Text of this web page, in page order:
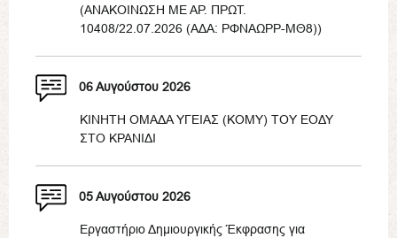
(ΑΝΑΚΟΙΝΩΣΗ ΜΕ ΑΡ. ΠΡΩΤ.
10408/22.07.2026 (ΑΔΑ: ΡΦΝΑΩΡΡ-ΜΘ8))
06 Αυγούστου 2026
ΚΙΝΗΤΗ ΟΜΑΔΑ ΥΓΕΙΑΣ (ΚΟΜΥ) ΤΟΥ ΕΟΔΥ
ΣΤΟ ΚΡΑΝΙΔΙ
05 Αυγούστου 2026
Εργαστήριο Δημιουργικής Έκφρασης για